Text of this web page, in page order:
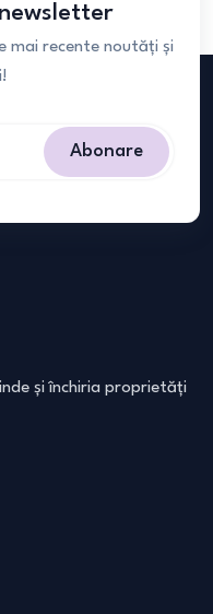
mai recente noutăți și
Abonare
și închiria proprietăți